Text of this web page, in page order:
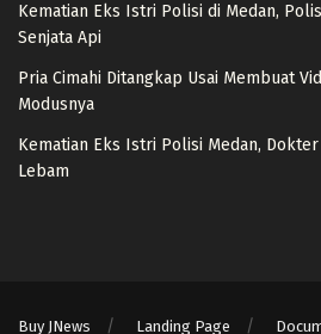
Kematian Eks Istri Polisi di Medan,
Senjata Api
Pria Cimahi Ditangkap Usai Membuat
Modusnya
Kematian Eks Istri Polisi Medan,
Lebam
Buy JNews Landing Page